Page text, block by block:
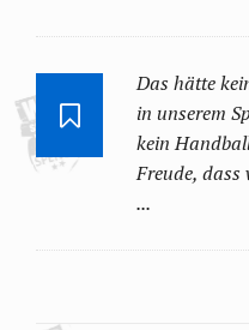
Das hätte
in unserem
kein
Freude, dass
...